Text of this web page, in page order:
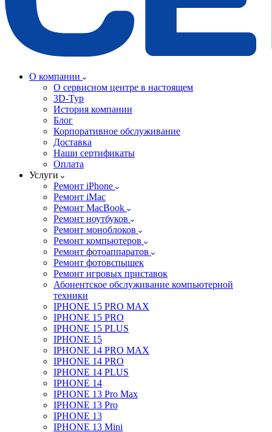
О компании
О сервисном центре в настоящем
3D-Тур
История компании
Блог
Корпоративное обслуживание
Доставка
Наши сертификаты
Оплата
Услуги
Ремонт iPhone
Ремонт iMac
Ремонт MacBook
Ремонт ноутбуков
Ремонт моноблоков
Ремонт компьютеров
Ремонт фотоаппаратов
Ремонт фотовспышек
Ремонт игровых приставок
Абонентское обслуживание компьютерной
техники
IPHONE 15 PRO MAX
IPHONE 15 PRO
IPHONE 15 PLUS
IPHONE 15
IPHONE 14 PRO MAX
IPHONE 14 PRO
IPHONE 14 PLUS
IPHONE 14
IPHONE 13 Pro Max
IPHONE 13 Pro
IPHONE 13
IPHONE 13 Mini